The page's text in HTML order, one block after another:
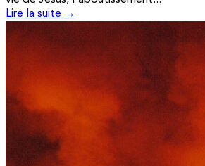
Lire la suite →